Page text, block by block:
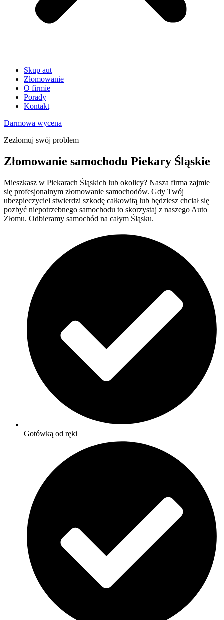
Skup aut
Złomowanie
O firmie
Porady
Kontakt
Darmowa wycena
Zezłomuj swój problem
Złomowanie samochodu Piekary Śląskie
Mieszkasz w Piekarach Śląskich lub okolicy? Nasza firma zajmie
się profesjonalnym złomowanie samochodów. Gdy Twój
ubezpieczyciel stwierdzi szkodę całkowitą lub będziesz chciał się
pozbyć niepotrzebnego samochodu to skorzystaj z naszego Auto
Złomu. Odbieramy samochód na całym Śląsku.
Gotówką od ręki